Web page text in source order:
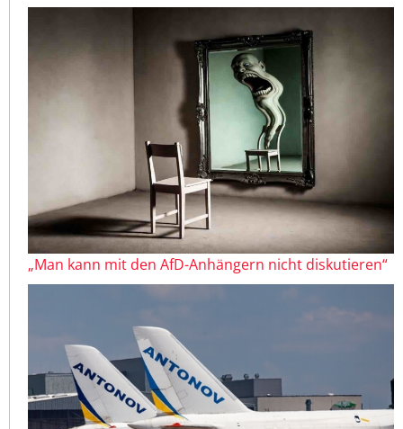
„Man kann mit den AfD-Anhängern nicht diskutieren“